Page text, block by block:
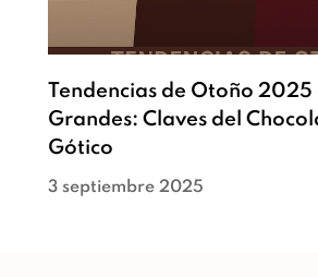
Tendencias de Otoño 2025
Grandes: Claves del
Gótico
3 septiembre 2025